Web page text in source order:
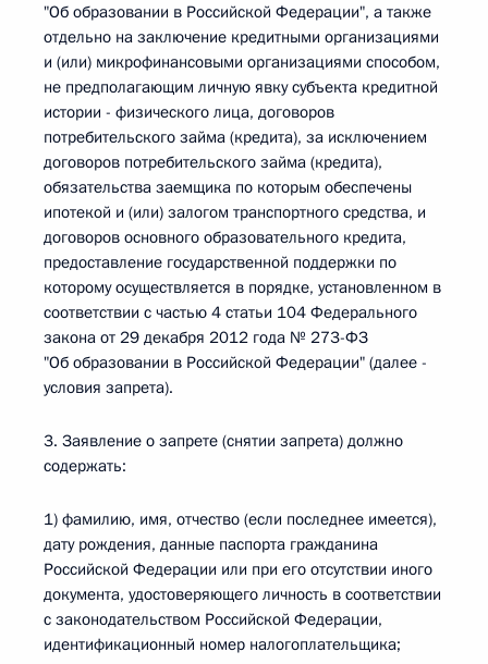
"Об образовании в Российской Федерации", а также
отдельно на заключение кредитными организациями
и (или) микрофинансовыми организациями способом,
не предполагающим личную явку субъекта кредитной
истории - физического лица, договоров
потребительского займа (кредита), за исключением
договоров потребительского займа (кредита),
обязательства заемщика по которым обеспечены
ипотекой и (или) залогом транспортного средства, и
договоров основного образовательного кредита,
предоставление государственной поддержки по
которому осуществляется в порядке, установленном в
соответствии с частью 4 статьи 104 Федерального
закона от 29 декабря 2012 года № 273-ФЗ
"Об образовании в Российской Федерации" (далее -
условия запрета).
3. Заявление о запрете (снятии запрета) должно
содержать:
1) фамилию, имя, отчество (если последнее имеется),
дату рождения, данные паспорта гражданина
Российской Федерации или при его отсутствии иного
документа, удостоверяющего личность в соответствии
с законодательством Российской Федерации,
идентификационный номер налогоплательщика;